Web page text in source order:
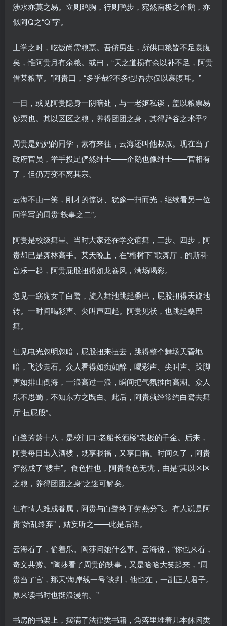
涉水亦莫之易。立则鸡胸，行则鸭步，宛然南极之企鹅，亦
似阿Q之“Q”字。
上学之时，吃饭尚需粮票。吾侪男生，所供口粮皆不足裹腹
矣，惟阿贵月有余粮。或曰，“天之道损有余以补不足，阿贵
借某粮草。”阿贵曰，“多乎哉?不多也!吾亦仅以裹腹耳。”
一日，或见阿贵隐身一阴暗处，与一老妪私谈，盖以粮票易
钞票也。其以区区之粮，养得团团之身，其得辟谷之术乎?
周贵是妈妈的同学，素有来往，云海还叫他叔叔。现在当了
政府官员，举手投足俨然绅士——企鹅也像绅士——官相有
了，但仍万变不离其宗。
云海不由一笑，刚才的惊讶、犹豫一扫而光，继续看另一位
同学写的周贵“轶事之二”。
阿贵是校级舞星。当时大家还在学交谊舞，三步、四步，阿
贵却已是舞林高手。某天晚上，在“榕树下”歌舞厅，的斯科
音乐一起，阿贵屁股扭得如龙卷风，满场喝彩。
忽见一窈窕女子白鹭，旋入舞池跳起桑巴，屁股扭得天旋地
转。一时间喝彩声、尖叫声四起。阿贵见状，也跳起桑巴
舞。
但见电光忽明忽暗，屁股扭来扭去，跳得整个舞场天昏地
暗，飞沙走石。众人看得如痴如醉，喝彩声、尖叫声、跺脚
声如排山倒海，一浪高过一浪，瞬间把气氛推向高潮。众人
乐不思蜀，不知东方之既白。此后，阿贵就经常约白鹭去舞
厅“扭屁股”。
白鹭芳龄十八，是校门口“老船长酒楼”老板的千金。后来，
阿贵每日出入酒楼，既享眼福，又享口福。时间久了，阿贵
俨然成了“楼主”。食色性也，阿贵食色无忧，由是“其以区区
之粮，养得团团之身”之迷可解矣。
但有情人难成眷属，阿贵与白鹭终于劳燕分飞。有人说是阿
贵“始乱终弃”，姑妄听之——此是后话。
云海看了，偷着乐。陶莎问她什么事。云海说，“你也来看，
奇文共赏。”陶莎看了周贵的轶事，又是哈哈大笑起来，“周
贵当了官，那天‘海岸线一号’谈判，他也在，一副正人君子。
原来读书时也挺浪漫的。”
书房的书架上，摆满了法律类书籍，角落里堆着几本休闲类